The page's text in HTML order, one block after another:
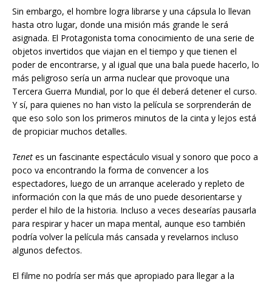
Sin embargo, el hombre logra librarse y una cápsula lo llevan
hasta otro lugar, donde una misión más grande le será
asignada. El Protagonista toma conocimiento de una serie de
objetos invertidos que viajan en el tiempo y que tienen el
poder de encontrarse, y al igual que una bala puede hacerlo, lo
más peligroso sería un arma nuclear que provoque una
Tercera Guerra Mundial, por lo que él deberá detener el curso.
Y sí, para quienes no han visto la película se sorprenderán de
que eso solo son los primeros minutos de la cinta y lejos está
de propiciar muchos detalles.
Tenet es un fascinante espectáculo visual y sonoro que poco a
poco va encontrando la forma de convencer a los
espectadores, luego de un arranque acelerado y repleto de
información con la que más de uno puede desorientarse y
perder el hilo de la historia. Incluso a veces desearías pausarla
para respirar y hacer un mapa mental, aunque eso también
podría volver la película más cansada y revelarnos incluso
algunos defectos.
El filme no podría ser más que apropiado para llegar a la